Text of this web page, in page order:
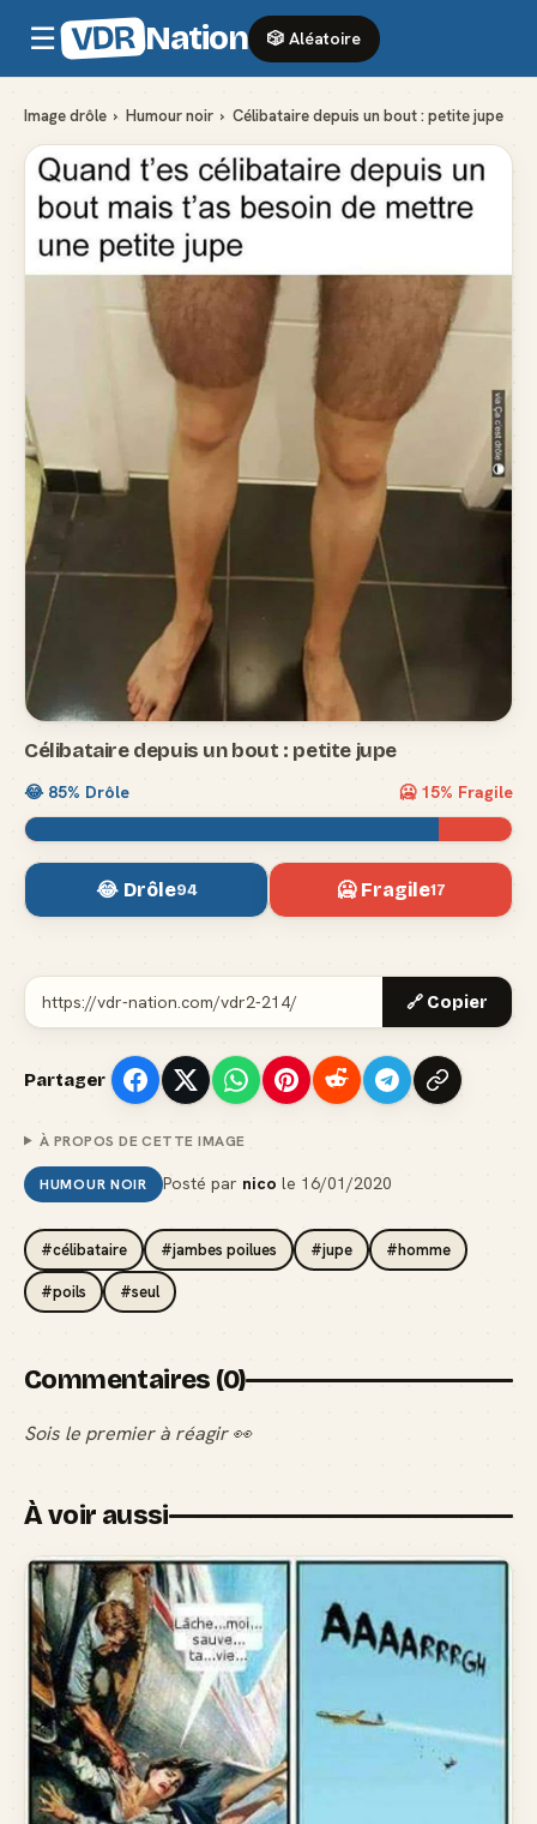
☰ VDR Nation 🎲 Aléatoire
Image drôle › Humour noir › Célibataire depuis un bout : petite jupe
Célibataire depuis un bout : petite jupe
😂 85% Drôle 🥶 15% Fragile
😂 Drôle94 🥶 Fragile17
🔗 Copier
Partager
À PROPOS DE CETTE IMAGE
HUMOUR NOIR Posté par nico le 16/01/2020
#célibataire #jambes poilues #jupe #homme
#poils #seul
Commentaires (0)
Sois le premier à réagir 👀
À voir aussi